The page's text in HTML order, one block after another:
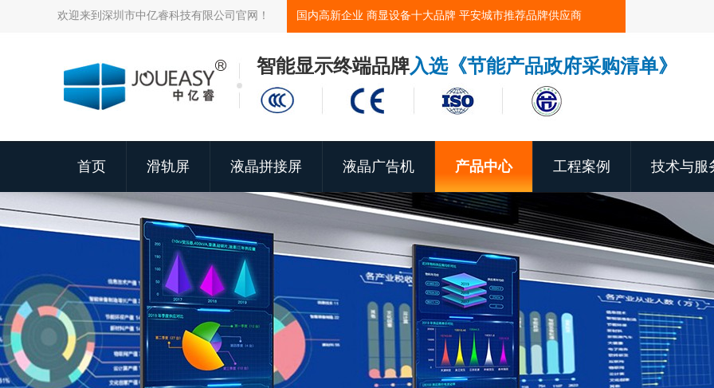
欢迎来到深圳市中亿睿科技有限公司官网！ 国内高新企业 商显设备十大品牌 平安城市推荐品牌供应商
智能显示终端品牌入选《节能产品政府采购清单》
首页 滑轨屏 液晶拼接屏 液晶广告机 产品中心 工程案例 技术与服